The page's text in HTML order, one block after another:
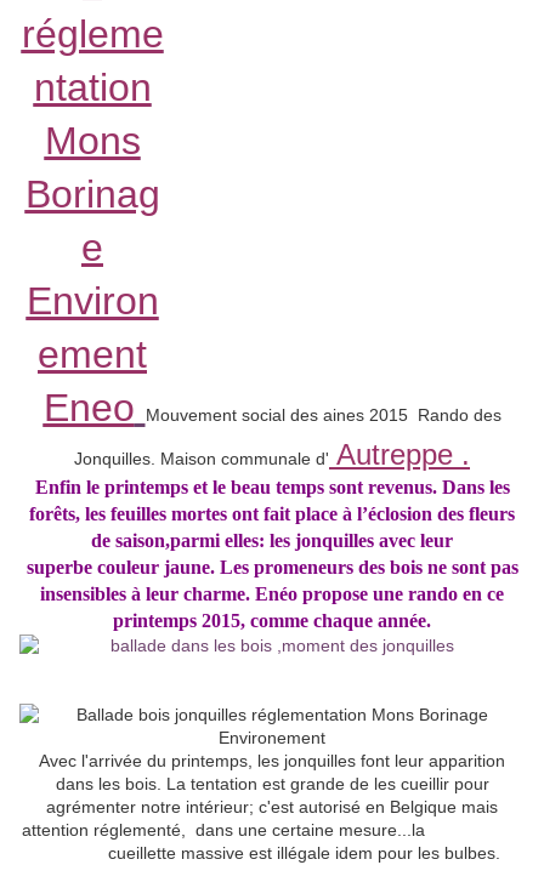
Eneo Mouvement social des aines 2015 Rando des
Jonquilles. Maison communale d' Autreppe .
Enfin le printemps et le beau temps sont revenus. Dans les
forêts, les feuilles mortes ont fait place à l’éclosion des fleurs
de saison,parmi elles: les jonquilles avec leur
superbe couleur jaune. Les promeneurs des bois ne sont pas
insensibles à leur charme. Enéo propose une rando en ce
printemps 2015, comme chaque année.
Avec l'arrivée du printemps, les jonquilles font leur apparition
dans les bois. La tentation est grande de les cueillir pour
agrémenter notre intérieur; c'est autorisé en Belgique mais
attention réglementé, dans une certaine mesure...la
cueillette massive est illégale idem pour les bulbes.